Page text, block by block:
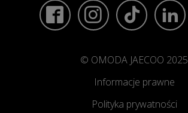
© OMODA JAECOO 2025
Informacje prawne
Polityka prywatności